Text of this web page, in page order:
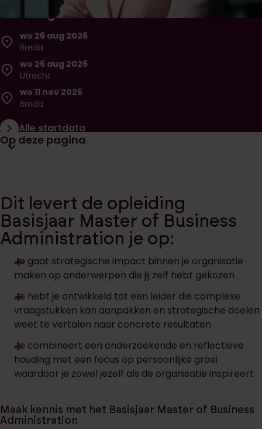
Eerstvolgende startdata
wo 26 aug 2026
Breda
wo 26 aug 2026
Utrecht
wo 11 nov 2026
Breda
Alle startdata
Open huidige pagina navigatie
Op deze pagina
Dit levert de opleiding
Basisjaar Master of Business
Administration je op:
Je gaat strategische impact binnen je organisatie
maken op onderwerpen die jij zelf hebt gekozen
Je hebt je ontwikkeld tot een leider die complexe
vraagstukken kan aanpakken en strategische doelen
weet te vertalen naar concrete resultaten
Je combineert een onderzoekende en reflectieve
houding met een focus op persoonlijke groei
waardoor je zowel jezelf als de organisatie inspireert
Maak kennis met het Basisjaar Master of Business
Administration